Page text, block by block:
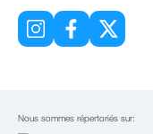
Nous sommes répertoriés sur: